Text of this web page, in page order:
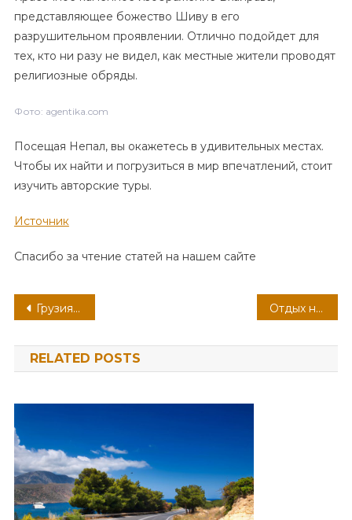
представляющее божество Шиву в его
разрушительном проявлении. Отлично подойдет для
тех, кто ни разу не видел, как местные жители проводят
религиозные обряды.
Фото: agentika.com
Посещая Непал, вы окажетесь в удивительных местах.
Чтобы их найти и погрузиться в мир впечатлений, стоит
изучить авторские туры.
Источник
Спасибо за чтение статей на нашем сайте
Навигация
по
записям
Грузия — выбираем направление Отдых на Мальдивах – стоит ли ехать и сколько стоит, если поехать
RELATED POSTS